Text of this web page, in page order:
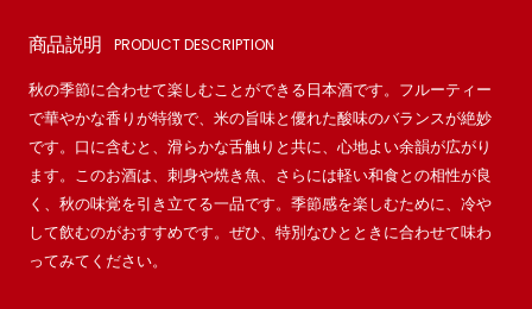
商品説明 PRODUCT DESCRIPTION
秋の季節に合わせて楽しむことができる日本酒です。フルーティー
で華やかな香りが特徴で、米の旨味と優れた酸味のバランスが絶妙
です。口に含むと、滑らかな舌触りと共に、心地よい余韻が広がり
ます。このお酒は、刺身や焼き魚、さらには軽い和食との相性が良
く、秋の味覚を引き立てる一品です。季節感を楽しむために、冷や
して飲むのがおすすめです。ぜひ、特別なひとときに合わせて味わ
ってみてください。